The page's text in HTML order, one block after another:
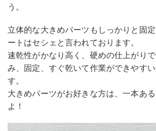
う。
立体的な大きめパーツもしっかりと固
ートはセシェと言われております。
速乾性がかなり高く、硬めの仕上がり
み、固定、すぐ乾いて作業ができやす
す。
大きめパーツがお好きな方は、一本あ
よ！